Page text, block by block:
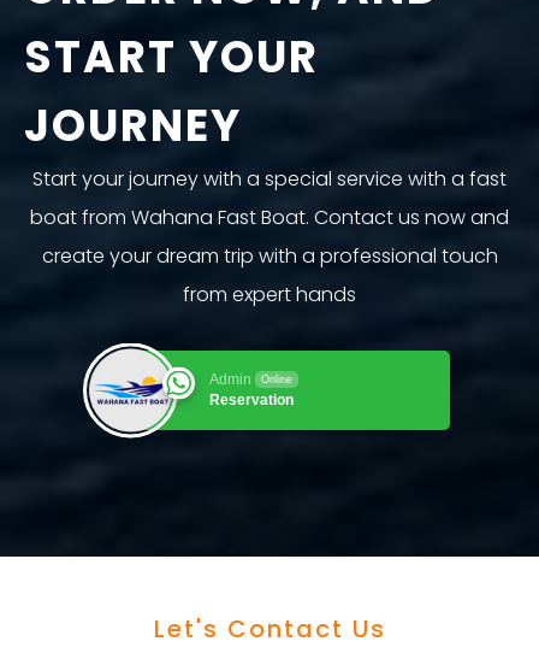
START YOUR
JOURNEY
Start your journey with a special service with a fast
boat from Wahana Fast Boat. Contact us now and
create your dream trip with a professional touch
from expert hands
Admin Online
Reservation
Let's Contact Us